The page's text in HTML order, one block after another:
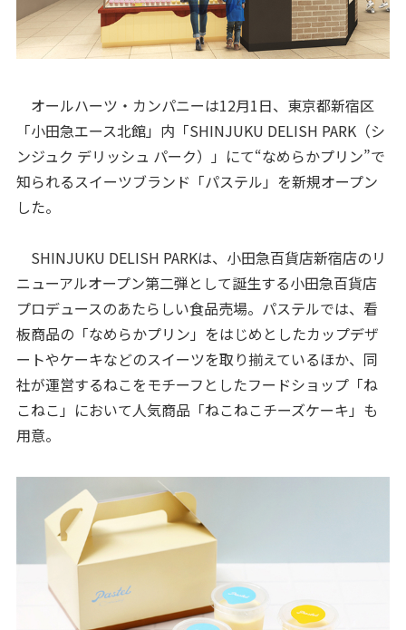
オールハーツ・カンパニーは12月1日、東京都新宿区
「小田急エース北館」内「SHINJUKU DELISH PARK（シ
ンジュク デリッシュ パーク）」にて“なめらかプリン”で
知られるスイーツブランド「パステル」を新規オープン
した。
SHINJUKU DELISH PARKは、小田急百貨店新宿店のリ
ニューアルオープン第二弾として誕生する小田急百貨店
プロデュースのあたらしい食品売場。パステルでは、看
板商品の「なめらかプリン」をはじめとしたカップデザ
ートやケーキなどのスイーツを取り揃えているほか、同
社が運営するねこをモチーフとしたフードショップ「ね
こねこ」において人気商品「ねこねこチーズケーキ」も
用意。